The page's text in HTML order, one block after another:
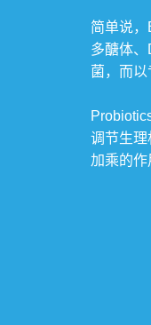
简单说
多醣体
菌，而
调节生理
加乘的作